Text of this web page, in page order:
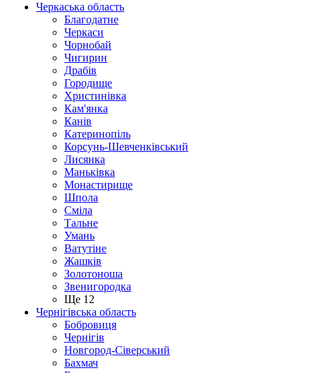
Черкаська область
Благодатне
Черкаси
Чорнобай
Чигирин
Драбів
Городище
Христинівка
Кам'янка
Канів
Катеринопіль
Корсунь-Шевченківський
Лисянка
Маньківка
Монастирище
Шпола
Сміла
Тальне
Умань
Ватутіне
Жашків
Золотоноша
Звенигородка
Ще 12
Чернігівська область
Бобровиця
Чернігів
Новгород-Сіверський
Бахмач